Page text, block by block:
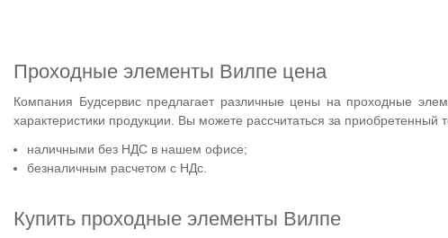
Проходные элементы Вилпе цена
Компания Будсервис предлагает различные цены на проходные
характеристики продукции. Вы можете рассчитаться за приобретенный
наличными без НДС в нашем офисе;
безналичным расчетом с НДс.
Купить проходные элементы Вилпе